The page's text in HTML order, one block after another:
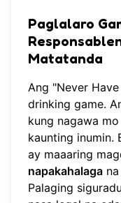
Paglalaro
Matatanda
Ang "Never
drinking game.
kung nagawa
kaunting inumin.
ay maaaring
napakahalaga
Palaging